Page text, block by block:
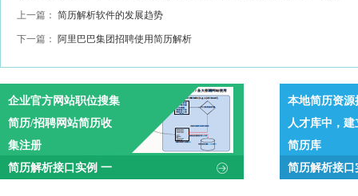
上一篇： 简历解析软件的发展趋势
下一篇： 阿里巴巴集团招聘使用简历解析
企业官方网站职位搜集
简历/招聘网站简历收
集注册
简历解析接口实例 一
本地简历资
人才库中，
简历库
简历解析接口